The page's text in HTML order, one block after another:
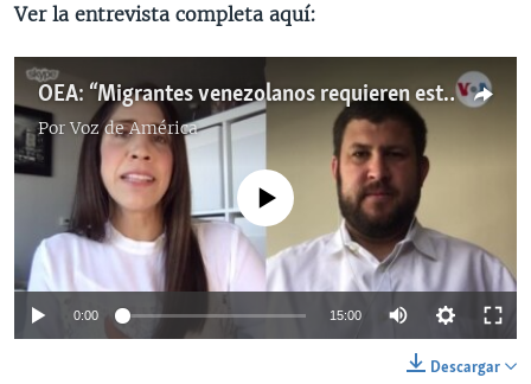
Ver la entrevista completa aquí:
OEA: “Migrantes venezolanos requieren estatus de protección permanente” (afiliadas completa)
PorVoz de América
No media source currently available
0:00 15:00
Descargar